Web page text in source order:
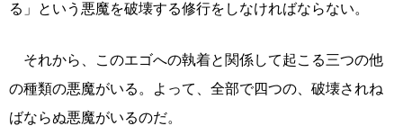
る」という悪魔を破壊する修行をしなければならない。
それから、このエゴへの執着と関係して起こる三つの他
の種類の悪魔がいる。よって、全部で四つの、破壊されね
ばならぬ悪魔がいるのだ。